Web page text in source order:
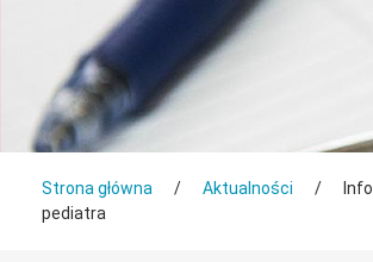
Tutaj jesteś
Strona główna / Aktualności /
pediatra